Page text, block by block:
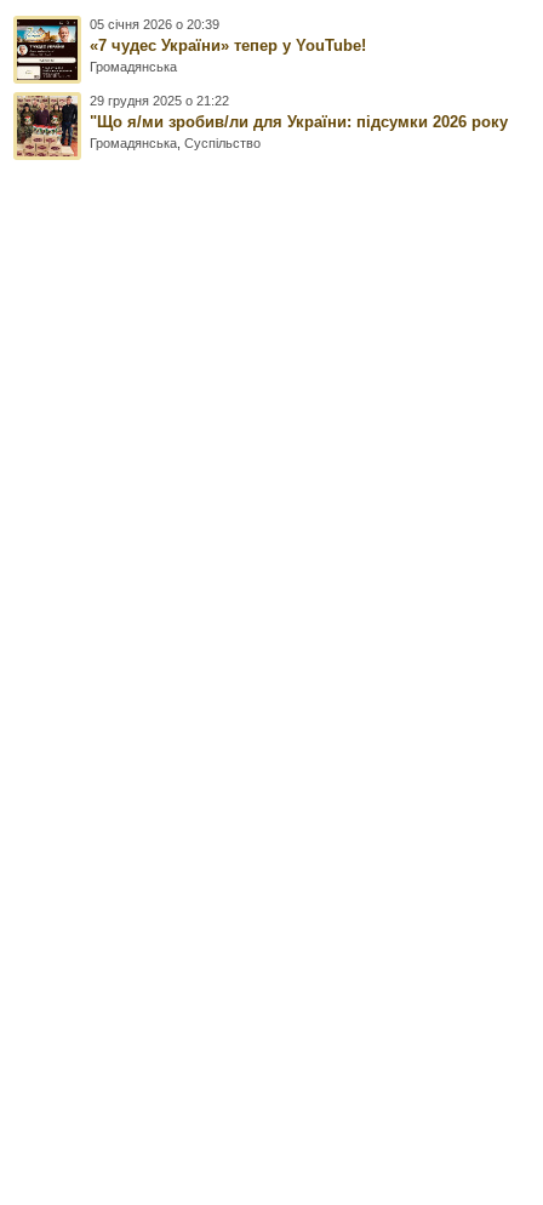
05 січня 2026 о 20:39
«7 чудес України» тепер у YouTube!
Громадянська
29 грудня 2025 о 21:22
"Що я/ми зробив/ли для України: підсумки 2026 року
Громадянська ,Суспільство